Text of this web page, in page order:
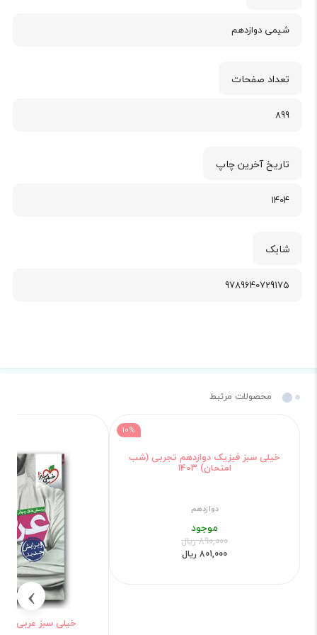
شیمی دوازدهم
تعداد صفحات
899
تاریخ آخرین چاپ
1404
شابک
9789640729175
محصولات مرتبط
10%
خیلی سبز فیزیک دوازدهم تجربی (شب
امتحان) 1403
دوازدهم
موجود
890,000 ریال
801,000 ریال
خیلی سبز عربی
›